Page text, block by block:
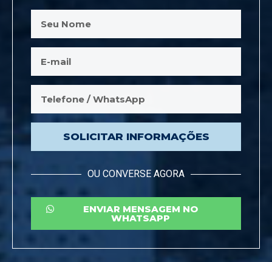
SOLICITAR INFORMAÇÕES
OU CONVERSE AGORA
ENVIAR MENSAGEM NO
WHATSAPP